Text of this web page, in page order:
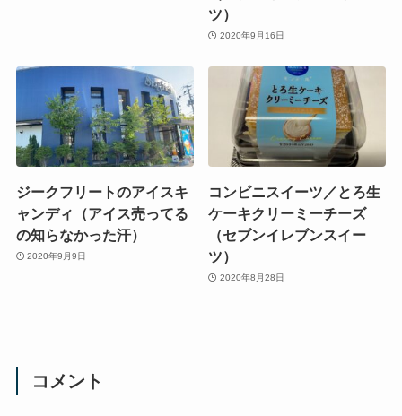
ツ）
2020年9月16日
ジークフリートのアイスキ
ャンディ（アイス売ってる
の知らなかった汗）
2020年9月9日
コンビニスイーツ／とろ生
ケーキクリーミーチーズ
（セブンイレブンスイー
ツ）
2020年8月28日
コメント